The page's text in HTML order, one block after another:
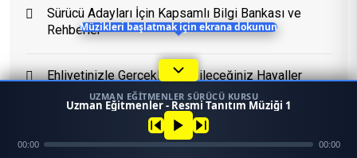
Sürücü Adayları İçin Kapsamlı Bilgi Bankası ve
Rehberler
Ehliyetinizle Gerçekleştirebileceğiniz Hayaller
ve Fırsatlar
Dönemsel ve Hızlandırılmış Ehliyet Programları
Ara
1
Konum Mezun
Müzikleri başlatmak için ekrana dokunun
UZMAN EĞITMENLER SÜRÜCÜ KURSU
Uzman Eğitmenler - Resmi Tanıtım Müziği 1
00:00 00:00